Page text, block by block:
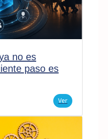
no es
paso es
Ver